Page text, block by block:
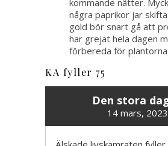
kommande nätter.
några paprikor jar
gold bör snart gå att
har grejat hela dagen
förbereda för plantorna
KA fyller 75
Den stora
14 mars, 2023